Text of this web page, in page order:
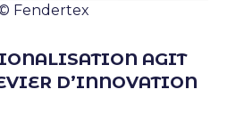
Fendertex
AGIT
D’INNOVATION